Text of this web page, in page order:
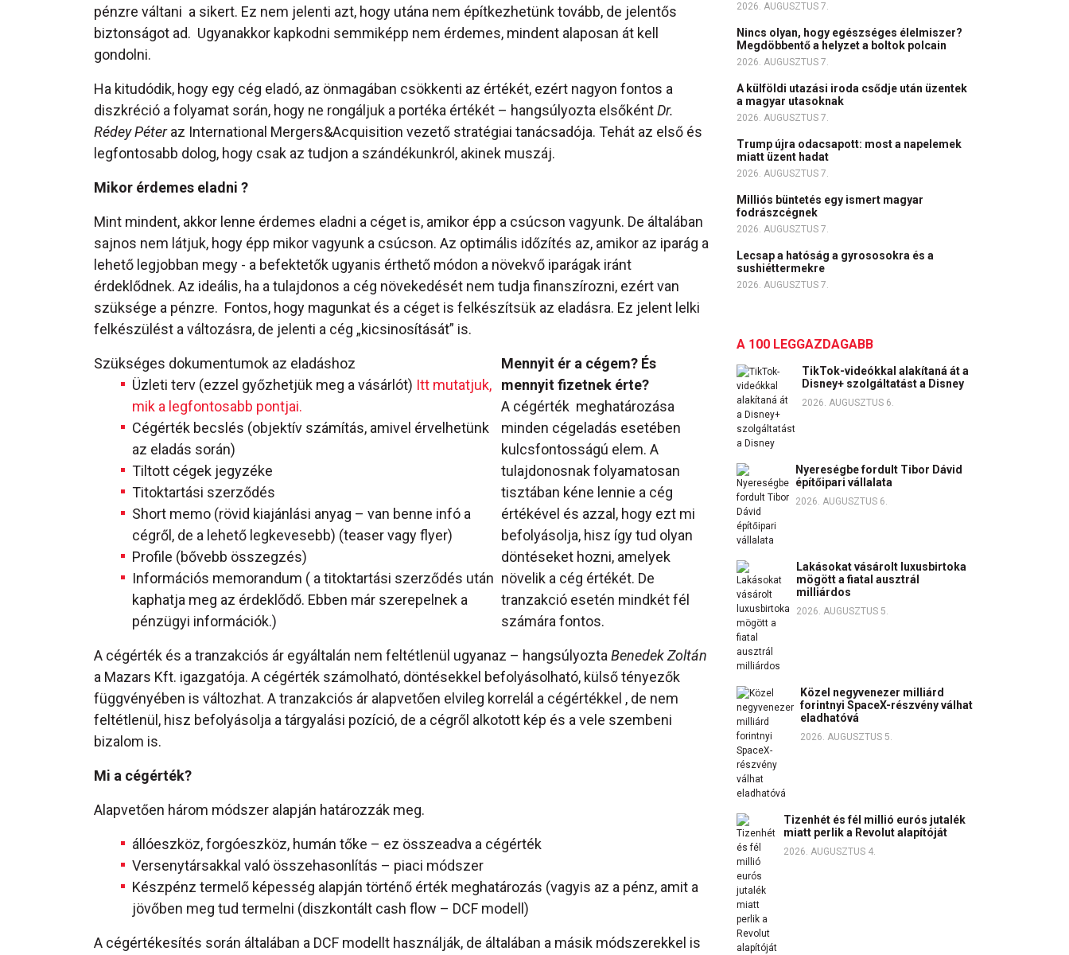
pénzre váltani a sikert. Ez nem jelenti azt, hogy utána nem építkezhetünk tovább, de jelentős
biztonságot ad. Ugyanakkor kapkodni semmiképp nem érdemes, mindent alaposan át kell
gondolni.
Ha kitudódik, hogy egy cég eladó, az önmagában csökkenti az értékét, ezért nagyon fontos a
diszkréció a folyamat során, hogy ne rongáljuk a portéka értékét – hangsúlyozta elsőkéntDr.
Rédey Péteraz International Mergers&Acquisition vezető stratégiai tanácsadója. Tehát az első és
legfontosabb dolog, hogy csak az tudjon a szándékunkról, akinek muszáj.
Mikor érdemes eladni ?
Mint mindent, akkor lenne érdemes eladni a céget is, amikor épp a csúcson vagyunk. De általában
sajnos nem látjuk, hogy épp mikor vagyunk a csúcson. Az optimális időzítés az, amikor az iparág a
lehető legjobban megy - a befektetők ugyanis érthető módon a növekvő iparágak iránt
érdeklődnek. Az ideális, ha a tulajdonos a cég növekedését nem tudja finanszírozni, ezért van
szüksége a pénzre. Fontos, hogy magunkat és a céget is felkészítsük az eladásra. Ez jelent lelki
felkészülést a változásra, de jelenti a cég „kicsinosítását” is.
Szükséges dokumentumok az eladáshoz
Üzleti terv (ezzel győzhetjük meg a vásárlót) Itt mutatjuk,
mik a legfontosabb pontjai.
Cégérték becslés (objektív számítás, amivel érvelhetünk
az eladás során)
Tiltott cégek jegyzéke
Titoktartási szerződés
Short memo (rövid kiajánlási anyag – van benne infó a
cégről, de a lehető legkevesebb) (teaser vagy flyer)
Profile (bővebb összegzés)
Információs memorandum ( a titoktartási szerződés után
kaphatja meg az érdeklődő. Ebben már szerepelnek a
pénzügyi információk.)
Mennyit ér a cégem? És
mennyit fizetnek érte?
A cégérték meghatározása
minden cégeladás esetében
kulcsfontosságú elem. A
tulajdonosnak folyamatosan
tisztában kéne lennie a cég
értékével és azzal, hogy ezt mi
befolyásolja, hisz így tud olyan
döntéseket hozni, amelyek
növelik a cég értékét. De
tranzakció esetén mindkét fél
számára fontos.
A cégérték és a tranzakciós ár egyáltalán nem feltétlenül ugyanaz – hangsúlyoztaBenedek Zoltán
a Mazars Kft. igazgatója. A cégérték számolható, döntésekkel befolyásolható, külső tényezők
függvényében is változhat. A tranzakciós ár alapvetően elvileg korrelál a cégértékkel , de nem
feltétlenül, hisz befolyásolja a tárgyalási pozíció, de a cégről alkotott kép és a vele szembeni
bizalom is.
Mi a cégérték?
Alapvetően három módszer alapján határozzák meg.
állóeszköz, forgóeszköz, humán tőke – ez összeadva a cégérték
Versenytársakkal való összehasonlítás – piaci módszer
Készpénz termelő képesség alapján történő érték meghatározás (vagyis az a pénz, amit a
jövőben meg tud termelni (diszkontált cash flow – DCF modell)
A cégértékesítés során általában a DCF modellt használják, de általában a másik módszerekkel is
2026. AUGUSZTUS 7.
Nincs olyan, hogy egészséges élelmiszer?
Megdöbbentő a helyzet a boltok polcain
2026. AUGUSZTUS 7.
A külföldi utazási iroda csődje után üzentek
a magyar utasoknak
2026. AUGUSZTUS 7.
Trump újra odacsapott: most a napelemek
miatt üzent hadat
2026. AUGUSZTUS 7.
Milliós büntetés egy ismert magyar
fodrászcégnek
2026. AUGUSZTUS 7.
Lecsap a hatóság a gyrososokra és a
sushiéttermekre
2026. AUGUSZTUS 7.
A 100 LEGGAZDAGABB
TikTok-videókkal alakítaná át a
Disney+ szolgáltatást a Disney
2026. AUGUSZTUS 6.
Nyereségbe fordult Tibor Dávid
építőipari vállalata
2026. AUGUSZTUS 6.
Lakásokat vásárolt luxusbirtoka
mögött a fiatal ausztrál
milliárdos
2026. AUGUSZTUS 5.
Közel negyvenezer milliárd
forintnyi SpaceX-részvény válhat
eladhatóvá
2026. AUGUSZTUS 5.
Tizenhét és fél millió eurós jutalék
miatt perlik a Revolut alapítóját
2026. AUGUSZTUS 4.